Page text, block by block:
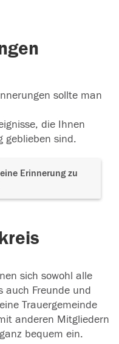
sollte man
die Ihnen
geblieben sind.
Erinnerung zu
sich sowohl alle
auch Freunde und
Trauergemeinde
anderen Mitgliedern
bequem ein.